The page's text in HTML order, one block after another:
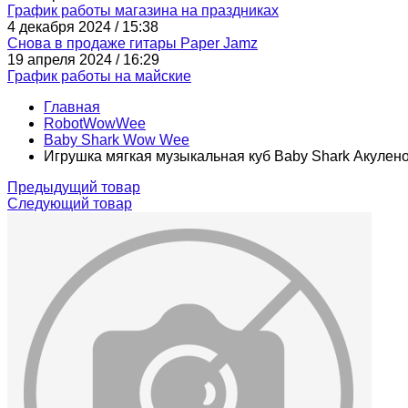
График работы магазина на праздниках
4 декабря 2024 / 15:38
Снова в продаже гитары Paper Jamz
19 апреля 2024 / 16:29
График работы на майские
Главная
RobotWowWee
Baby Shark Wow Wee
Игрушка мягкая музыкальная куб Baby Shark
Предыдущий товар
Следующий товар